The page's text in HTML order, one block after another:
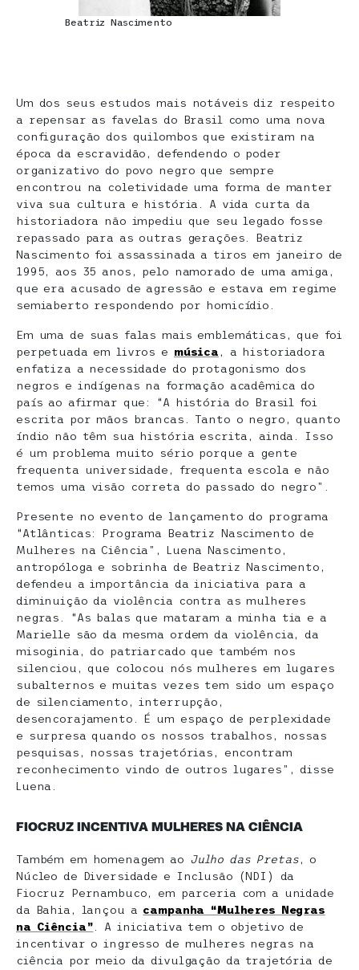
Beatriz Nascimento
Um dos seus estudos mais notáveis diz respeito
a repensar as favelas do Brasil como uma nova
configuração dos quilombos que existiram na
época da escravidão, defendendo o poder
organizativo do povo negro que sempre
encontrou na coletividade uma forma de manter
viva sua cultura e história. A vida curta da
historiadora não impediu que seu legado fosse
repassado para as outras gerações. Beatriz
Nascimento foi assassinada a tiros em janeiro de
1995, aos 35 anos, pelo namorado de uma amiga,
que era acusado de agressão e estava em regime
semiaberto respondendo por homicídio.
Em uma de suas falas mais emblemáticas, que foi
perpetuada em livros e música , a historiadora
enfatiza a necessidade do protagonismo dos
negros e indígenas na formação acadêmica do
país ao afirmar que: “A história do Brasil foi
escrita por mãos brancas. Tanto o negro, quanto
índio não têm sua história escrita, ainda. Isso
é um problema muito sério porque a gente
frequenta universidade, frequenta escola e não
temos uma visão correta do passado do negro”.
Presente no evento de lançamento do programa
“Atlânticas: Programa Beatriz Nascimento de
Mulheres na Ciência”, Luena Nascimento,
antropóloga e sobrinha de Beatriz Nascimento,
defendeu a importância da iniciativa para a
diminuição da violência contra as mulheres
negras. “As balas que mataram a minha tia e a
Marielle são da mesma ordem da violência, da
misoginia, do patriarcado que também nos
silenciou, que colocou nós mulheres em lugares
subalternos e muitas vezes tem sido um espaço
de silenciamento, interrupção,
desencorajamento. É um espaço de perplexidade
e surpresa quando os nossos trabalhos, nossas
pesquisas, nossas trajetórias, encontram
reconhecimento vindo de outros lugares”, disse
Luena.
FIOCRUZ INCENTIVA MULHERES NA CIÊNCIA
Também em homenagem ao Julho das Pretas, o
Núcleo de Diversidade e Inclusão (NDI) da
Fiocruz Pernambuco, em parceria com a unidade
da Bahia, lançou a campanha “Mulheres Negras
na Ciência” . A iniciativa tem o objetivo de
incentivar o ingresso de mulheres negras na
ciência por meio da divulgação da trajetória de